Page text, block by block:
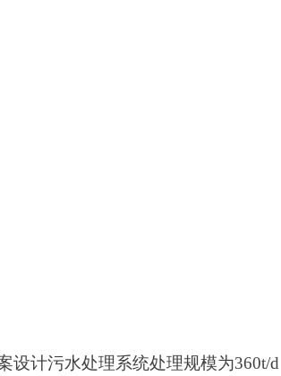
设计污水处理系统处理规模为360t/d